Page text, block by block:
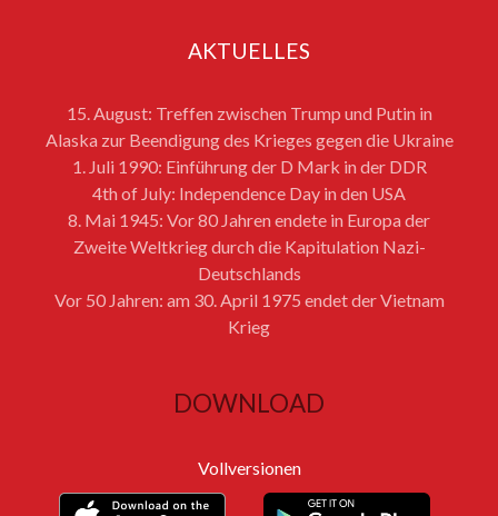
AKTUELLES
15. August: Treffen zwischen Trump und Putin in
Alaska zur Beendigung des Krieges gegen die Ukraine
1. Juli 1990: Einführung der D Mark in der DDR
4th of July: Independence Day in den USA
8. Mai 1945: Vor 80 Jahren endete in Europa der
Zweite Weltkrieg durch die Kapitulation Nazi-
Deutschlands
Vor 50 Jahren: am 30. April 1975 endet der Vietnam
Krieg
DOWNLOAD
Vollversionen